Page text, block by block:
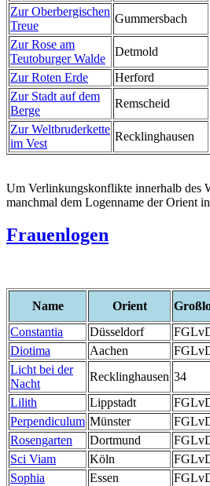
Zur Oberbergischen
Treue
Gummersbach
Zur Rose am
Teutoburger Walde
Detmold
Zur Roten Erde
Herford
Zur Stadt auf dem
Berge
Remscheid
Zur Weltbruderkette
im Vest
Recklinghausen
Um Verlinkungskonflikte innerhalb des
manchmal dem Logenname der Orient
Frauenlogen
Name Orient
Constantia
Düsseldorf
Diotima
Aachen
Licht bei der
Nacht
Recklinghausen 34
Lilith
Lippstadt
Perpendiculum Münster
Rosengarten
Dortmund
Sci Viam
Köln
Sophia
Essen